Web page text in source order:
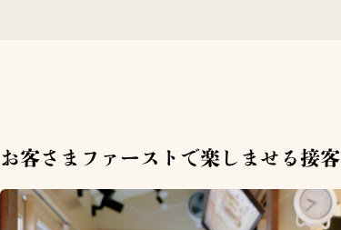
お客さまファーストで楽しませる接客